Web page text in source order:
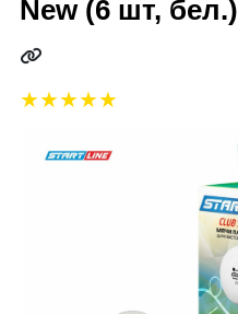
New (6 шт, бел.)